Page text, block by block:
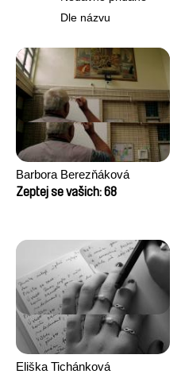
Dle názvu
Barbora Berezňáková
Zeptej se vašich: 68
Eliška Tichánková